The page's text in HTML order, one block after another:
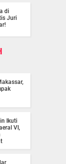
di
Juri
Ikuti
VI,